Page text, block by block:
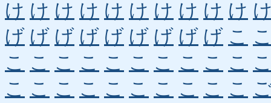
け け け け け け け け け け
げ げ げ げ げ げ げ げ げ こ
こ こ こ こ こ こ こ こ こ こ
こ こ こ こ こ こ こ こ こ こ